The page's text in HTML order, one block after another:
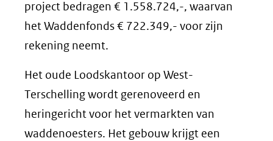
project bedragen € 1.558.724,-, waarvan
het Waddenfonds € 722.349,- voor zijn
rekening neemt.
Het oude Loodskantoor op West-
Terschelling wordt gerenoveerd en
heringericht voor het vermarkten van
waddenoesters. Het gebouw krijgt een